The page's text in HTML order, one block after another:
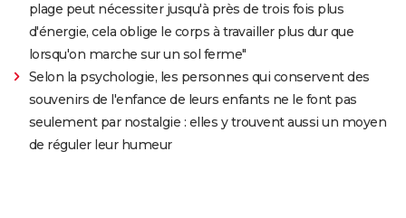
plage peut nécessiter jusqu'à près de trois fois plus
d'énergie, cela oblige le corps à travailler plus dur que
lorsqu'on marche sur un sol ferme"
Selon la psychologie, les personnes qui conservent des
souvenirs de l'enfance de leurs enfants ne le font pas
seulement par nostalgie : elles y trouvent aussi un moyen
de réguler leur humeur